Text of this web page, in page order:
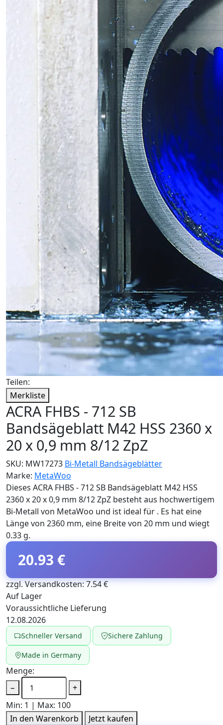
Teilen:
Merkliste
ACRA FHBS - 712 SB
Bandsägeblatt M42 HSS 2360 x
20 x 0,9 mm 8/12 ZpZ
SKU: MW17273 Bi-Metall Bandsägeblätter
Marke: MetaWoo
Dieses ACRA FHBS - 712 SB Bandsägeblatt M42 HSS
2360 x 20 x 0,9 mm 8/12 ZpZ besteht aus hochwertigem
Bi-Metall von MetaWoo und ist ideal für . Es hat eine
Länge von 2360 mm, eine Breite von 20 mm und wiegt
0.33 g.
20.93 €
zzgl. Versandkosten: 7.54 €
Auf Lager
Voraussichtliche Lieferung
12.08.2026
Schneller Versand Sichere Zahlung
Made in Germany
Menge:
−
+
Min: 1 | Max: 100
In den Warenkorb
Jetzt kaufen